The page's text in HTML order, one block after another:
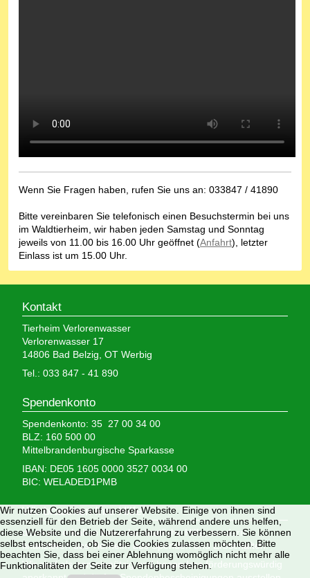
Wenn Sie Fragen haben, rufen Sie uns an: 033847 / 41890
Bitte vereinbaren Sie telefonisch einen Besuchstermin bei uns
im Waldtierheim, wir haben jeden Samstag und Sonntag
jeweils von 11.00 bis 16.00 Uhr geöffnet (Anfahrt), letzter
Einlass ist um 15.00 Uhr.
Kontakt
Tierheim Verlorenwasser
Verlorenwasser 17
14806 Bad Belzig, OT Werbig
Tel.: 033 847 - 41 890
Spendenkonto
Spendenkonto: 35 27 00 34 00
BLZ: 160 500 00
Mittelbrandenburgische Sparkasse
IBAN: DE05 1605 0000 3527 0034 00
BIC: WELADED1PMB
Wir brauchen Ihre Hilfe,
denn wir erhalten keinerlei staatliche Hilfe, sondern
finanzieren das Tierheim aus Spenden und Erbschaften.
Wir sind als gemeinnützig und besonders förderungswürdig
Wir nutzen Cookies auf unserer Website. Einige von ihnen sind
essenziell für den Betrieb der Seite, während andere uns helfen,
diese Website und die Nutzererfahrung zu verbessern. Sie können
selbst entscheiden, ob Sie die Cookies zulassen möchten. Bitte
beachten Sie, dass bei einer Ablehnung womöglich nicht mehr alle
Funktionalitäten der Seite zur Verfügung stehen.